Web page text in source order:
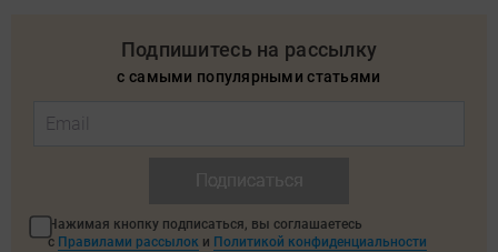
Подпишитесь на рассылку
с самыми популярными статьями
Нажимая кнопку подписаться, вы соглашаетесь
с Правилами рассылок и Политикой конфиденциальности